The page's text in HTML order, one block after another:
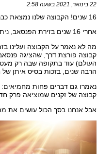
22 בינואר, 2021 בשעה 2:58
16 שנים! הקבוצה שלנו נמצאת כבר בשלהי גיל ההתבגרות שלה.
אחרי 16 שנים בזירת הפנסאב, ניתן כבר לומר שחלק בלתי מבוטל מהקהל שלנו צעיר מגיל הקבוצה עצמה
מה לא נאמר על הקבוצה ועלינו
קבוצה פורצת דרך, שהציגה פנסאב
העולם) עוד בתקופה שבה רק
הרבה שנים, בזכות בסיס איתן
נאמרו גם דברים פחות מחמיאים:
קבוצה של זקנים שמוציאה פרק
אבל אנחנו בסך הכול עושים את